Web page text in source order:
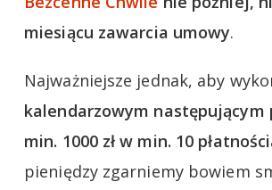
miesiącu zawarcia umowy.
Najważniejsze jednak, aby
kalendarzowym następującym
min. 1000 zł w min. 10
pieniędzy zgarniemy bowiem